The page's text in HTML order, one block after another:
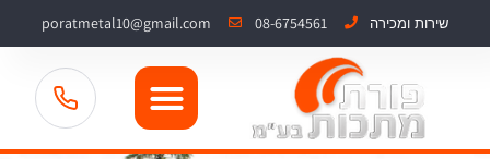
שירות ומכירה 08-6754561
poratmetal10@gmail.com